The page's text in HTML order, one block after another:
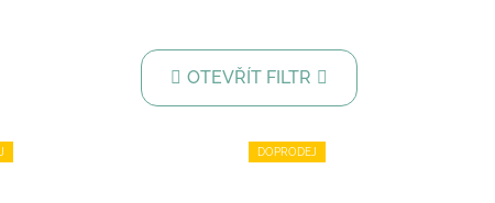
OTEVŘÍT FILTR
DOPRODEJ